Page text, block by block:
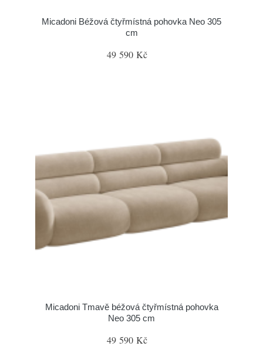
Micadoni Béžová čtyřmístná pohovka Neo 305
cm
49 590 Kč
Micadoni Tmavě béžová čtyřmístná pohovka
Neo 305 cm
49 590 Kč